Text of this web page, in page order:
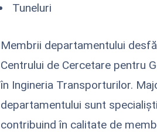
Tuneluri
Membrii departamentului
Centrului de Cercetare pentru
în Ingineria Transporturilor.
departamentului sunt
contribuind în calitate de